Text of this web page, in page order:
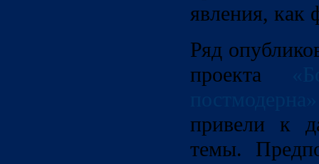
явления, как
Ряд
проекта
привели к
темы.